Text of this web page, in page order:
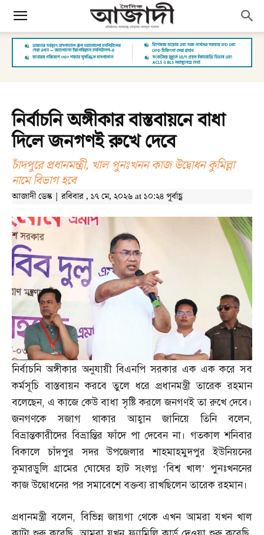
নির্বাচনি অঙ্গীকার বাস্তবায়নে বাধা
দিলে জনগণই রুখে দেবে
চাঁদপুরে প্রধানমন্ত্রী, খাল পুনঃখনন কাজ উদ্বোধন কুমিল্লা
নামে বিভাগ হবে
আজাদী ডেস্ক | রবিবার , ১৭ মে, ২০২৬ at ১০:২৪ পূর্বাহ্ণ
নির্বাচনি অঙ্গীকার অনুযায়ী বিএনপি সরকার এক এক করে সব
কর্মসূচি বাস্তবায়ন করবে তুলে ধরে প্রধানমন্ত্রী তারেক রহমান
বলেছেন,এ কাজে কেউ বাধা সৃষ্টি করলে জনগণই তা রুখে দেবে।
জনগণকে সজাগ থাকার আহ্বান জানিয়ে তিনি বলেন,
বিভ্রান্তকারীদের বিভ্রান্তির ফাঁদে পা দেবেন না। গতকাল শনিবার
বিকালে চাঁদপুর সদর উপজেলার শাহমাহমুদপুর ইউনিয়নের
কুমারডুলি গ্রামের ঘোষের হাট সংলগ্ন ‘বিশ্ব খাল’ পুনঃখননের
কাজ উদ্বোধনের পর সমাবেশে বক্তব্য রাখছিলেন তারেক রহমান।
প্রধানমন্ত্রী বলেন,বিভিন্ন জায়গা থেকে এখন আমরা যখন খাল